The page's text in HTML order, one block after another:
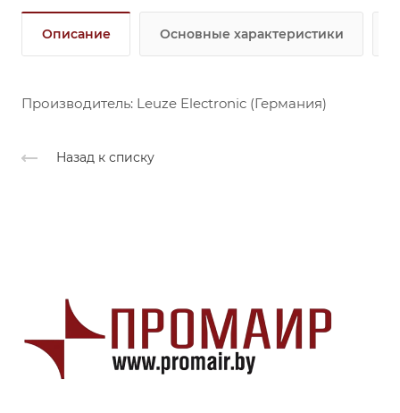
Описание Основные характеристики
Производитель: Leuze Electronic (Германия)
Назад к списку